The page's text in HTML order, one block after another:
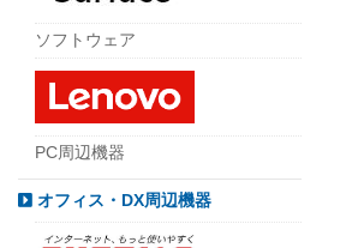
ソフトウェア
PC周辺機器
オフィス・DX周辺機器